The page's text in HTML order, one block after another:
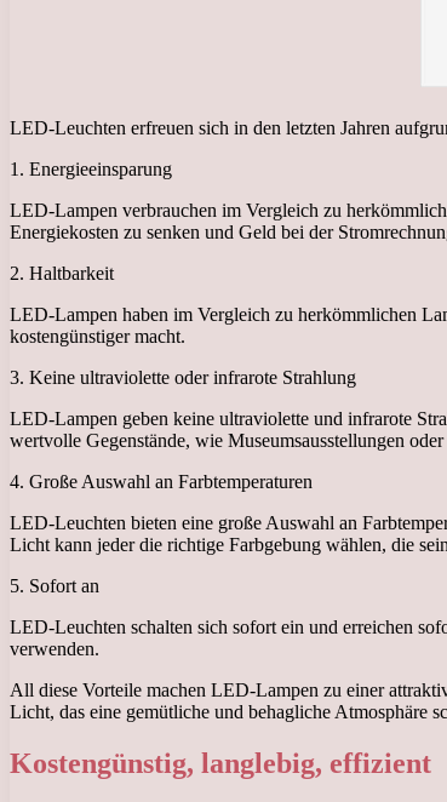
LED-Leuchten erfreuen sich in den letzten Jahren
1. Energieeinsparung
LED-Lampen verbrauchen im Vergleich zu
Energiekosten zu senken und Geld bei der
2. Haltbarkeit
LED-Lampen haben im Vergleich zu herkömmlichen
kostengünstiger macht.
3. Keine ultraviolette oder infrarote Strahlung
LED-Lampen geben keine ultraviolette und infrarote
wertvolle Gegenstände, wie Museumsausstellungen
4. Große Auswahl an Farbtemperaturen
LED-Leuchten bieten eine große Auswahl an
Licht kann jeder die richtige Farbgebung wählen, die
5. Sofort an
LED-Leuchten schalten sich sofort ein und erreichen
verwenden.
All diese Vorteile machen LED-Lampen zu einer
Licht, das eine gemütliche und behagliche Atmosphäre
Kostengünstig, langlebig, effizient